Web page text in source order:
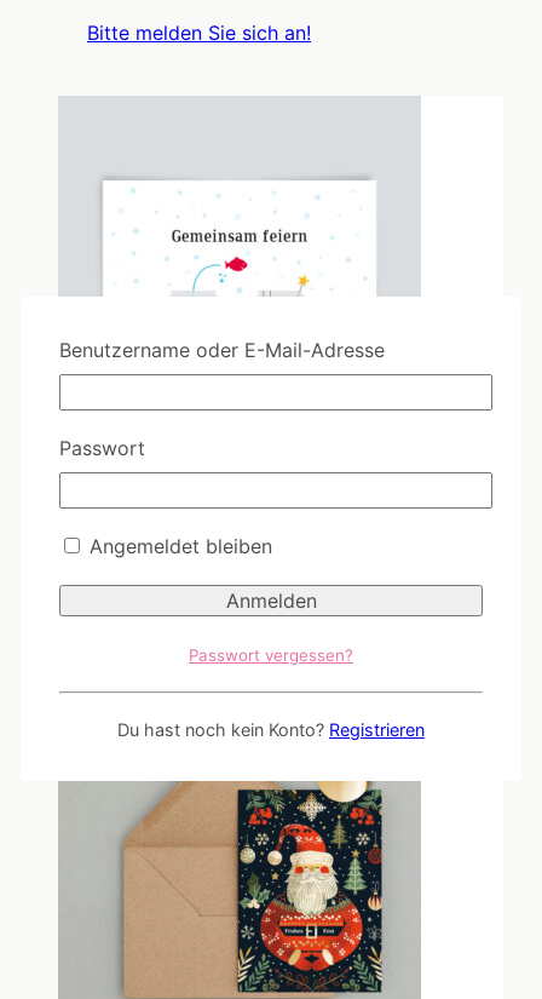
Bitte melden Sie sich an!
Benutzername oder E-Mail-Adresse
Passwort
Angemeldet bleiben
Passwort vergessen?
Du hast noch kein Konto? Registrieren